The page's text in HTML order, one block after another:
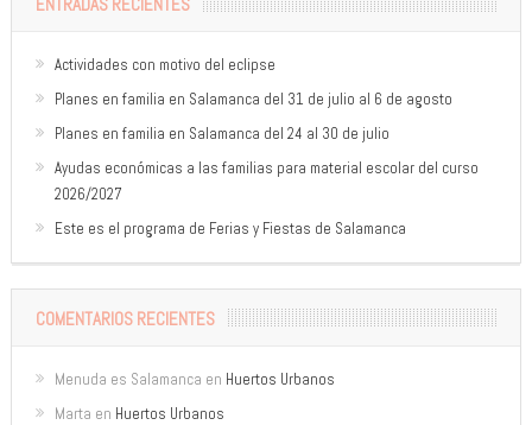
Actividades con motivo del eclipse
Planes en familia en Salamanca del 31 de julio al 6 de agosto
Planes en familia en Salamanca del 24 al 30 de julio
Ayudas económicas a las familias para material escolar del curso
2026/2027
Este es el programa de Ferias y Fiestas de Salamanca
COMENTARIOS RECIENTES
Menuda es Salamanca en Huertos Urbanos
Marta en Huertos Urbanos